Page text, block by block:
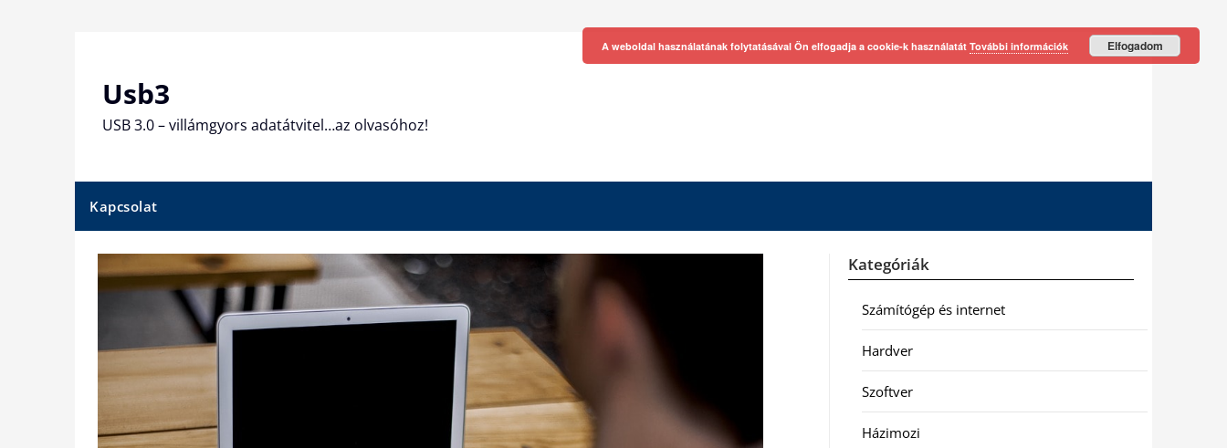
Usb3
USB 3.0 – villámgyors adatátvitel…az olvasóhoz!
Kapcsolat
Kategóriák
Számítógép és internet
Hardver
Szoftver
Házimozi
A weboldal használatának folytatásával Ön elfogadja a cookie-k használatát További információk Elfogadom